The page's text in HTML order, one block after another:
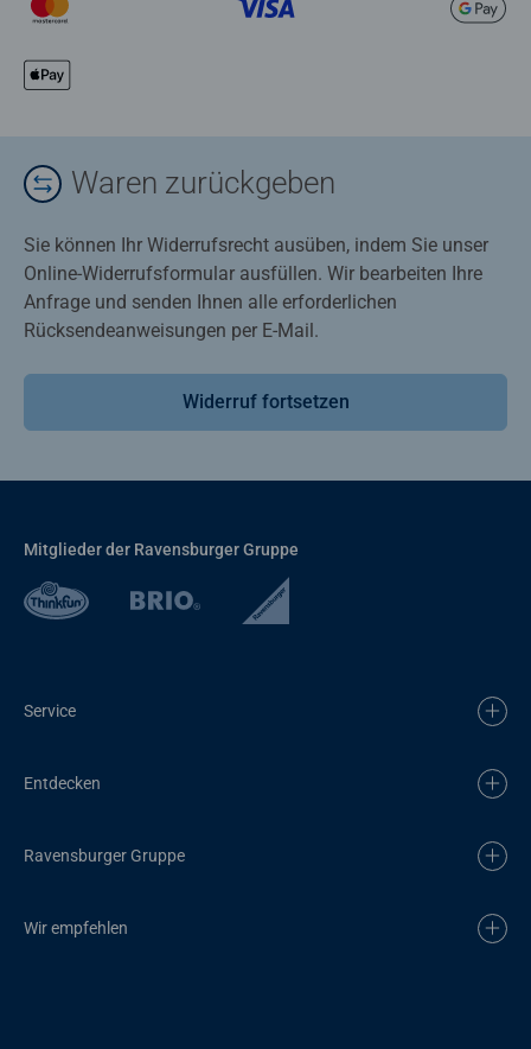
Waren zurückgeben
Sie können Ihr Widerrufsrecht ausüben, indem Sie unser
Online-Widerrufsformular ausfüllen. Wir bearbeiten Ihre
Anfrage und senden Ihnen alle erforderlichen
Rücksendeanweisungen per E-Mail.
Widerruf fortsetzen
Mitglieder der Ravensburger Gruppe
Service
Entdecken
Ravensburger Gruppe
Wir empfehlen